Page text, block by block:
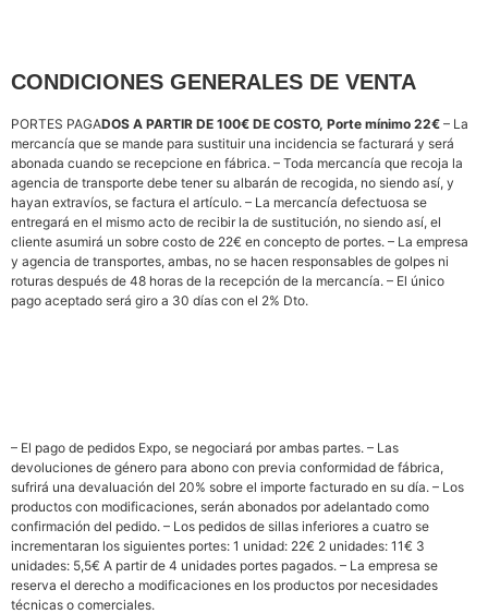
CONDICIONES GENERALES DE VENTA
PORTES PAGADOS A PARTIR DE 100€ DE COSTO, Porte mínimo 22€ – La
mercancía que se mande para sustituir una incidencia se facturará y será
abonada cuando se recepcione en fábrica. – Toda mercancía que recoja la
agencia de transporte debe tener su albarán de recogida, no siendo así, y
hayan extravíos, se factura el artículo. – La mercancía defectuosa se
entregará en el mismo acto de recibir la de sustitución, no siendo así, el
cliente asumirá un sobre costo de 22€ en concepto de portes. – La empresa
y agencia de transportes, ambas, no se hacen responsables de golpes ni
roturas después de 48 horas de la recepción de la mercancía. – El único
pago aceptado será giro a 30 días con el 2% Dto.
– El pago de pedidos Expo, se negociará por ambas partes. – Las
devoluciones de género para abono con previa conformidad de fábrica,
sufrirá una devaluación del 20% sobre el importe facturado en su día. – Los
productos con modificaciones, serán abonados por adelantado como
confirmación del pedido. – Los pedidos de sillas inferiores a cuatro se
incrementaran los siguientes portes: 1 unidad: 22€ 2 unidades: 11€ 3
unidades: 5,5€ A partir de 4 unidades portes pagados. – La empresa se
reserva el derecho a modificaciones en los productos por necesidades
técnicas o comerciales.